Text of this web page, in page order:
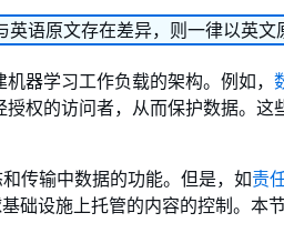
语原文存在差异，则一律以英文
器学习工作负载的架构。例如，
权的访问者，从而保护数据。这
传输中数据的功能。但是，如责
础设施上托管的内容的控制。本